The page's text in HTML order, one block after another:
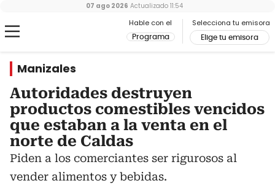
Hable con el
Programa
Selecciona tu emisora
Elige tu emisora
07 ago 2026 Actualizado 11:54
Manizales
Autoridades destruyen
productos comestibles vencidos
que estaban a la venta en el
norte de Caldas
Piden a los comerciantes ser rigurosos al
vender alimentos y bebidas.